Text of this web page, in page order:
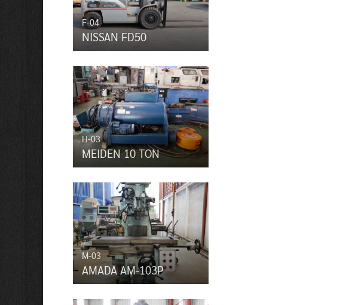
F-04
NISSAN FD50
H-03
MEIDEN 10 TON
M-03
AMADA AM-103P